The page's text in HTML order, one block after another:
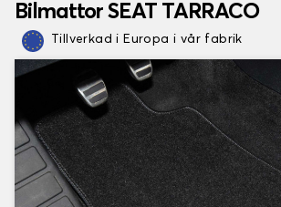
Bilmattor SEAT TARRACO
Tillverkad i Europa i vår fabrik